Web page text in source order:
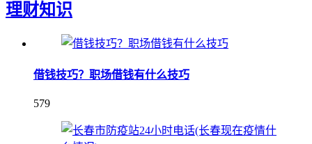
理财知识
借钱技巧？职场借钱有什么技巧
579